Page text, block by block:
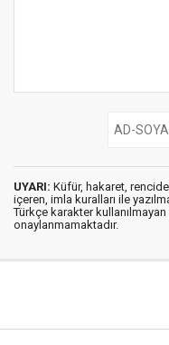
UYARI: Küfür, hakaret,
içeren, imla kuralları ile
Türkçe karakter
onaylanmamaktadır.